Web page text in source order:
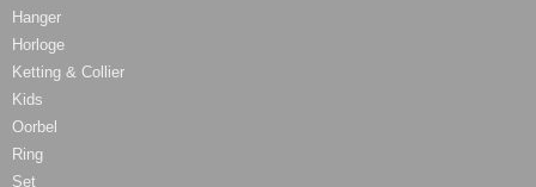
Hanger
Horloge
Ketting & Collier
Kids
Oorbel
Ring
Set